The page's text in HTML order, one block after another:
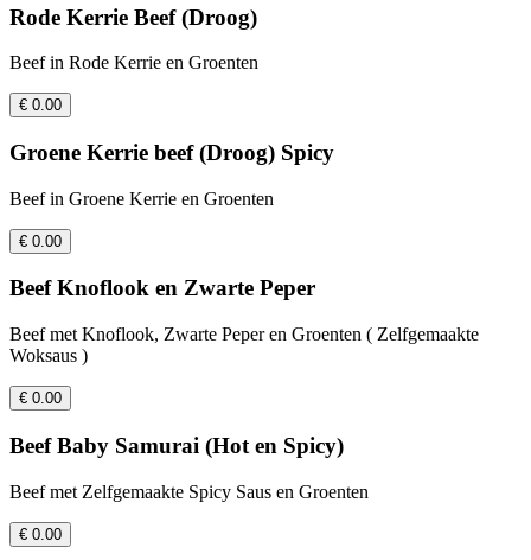
Rode Kerrie Beef (Droog)
Beef in Rode Kerrie en Groenten
€ 0.00
Groene Kerrie beef (Droog) Spicy
Beef in Groene Kerrie en Groenten
€ 0.00
Beef Knoflook en Zwarte Peper
Beef met Knoflook, Zwarte Peper en Groenten ( Zelfgemaakte
Woksaus )
€ 0.00
Beef Baby Samurai (Hot en Spicy)
Beef met Zelfgemaakte Spicy Saus en Groenten
€ 0.00